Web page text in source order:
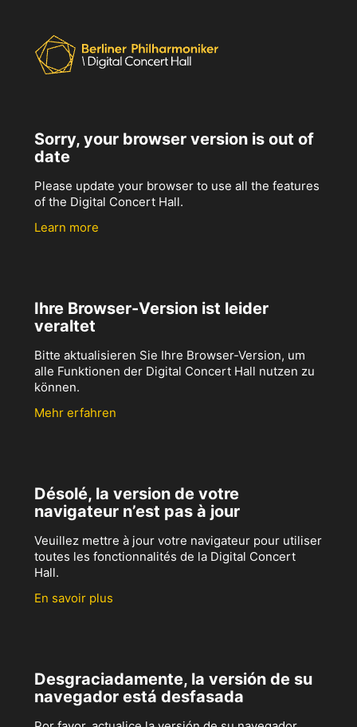
Sorry, your browser version is out of
date
Please update your browser to use all the features
of the Digital Concert Hall.
Learn more
Ihre Browser-Version ist leider
veraltet
Bitte aktualisieren Sie Ihre Browser-Version, um
alle Funktionen der Digital Concert Hall nutzen zu
können.
Mehr erfahren
Désolé, la version de votre
navigateur n’est pas à jour
Veuillez mettre à jour votre navigateur pour utiliser
toutes les fonctionnalités de la Digital Concert
Hall.
En savoir plus
Desgraciadamente, la versión de su
navegador está desfasada